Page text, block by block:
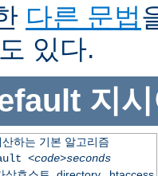
다른 문법
있다.
지
하는 기본 알고리즘
<code>seconds